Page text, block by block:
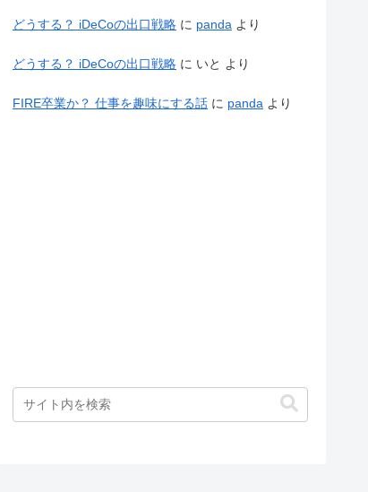
どうする？ iDeCoの出口戦略 に panda より
どうする？ iDeCoの出口戦略 に いと より
FIRE卒業か？ 仕事を趣味にする話 に panda より